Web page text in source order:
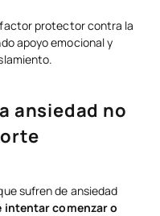
factor protector contra la
apoyo emocional y
ansiedad no
sufren de ansiedad
comenzar o